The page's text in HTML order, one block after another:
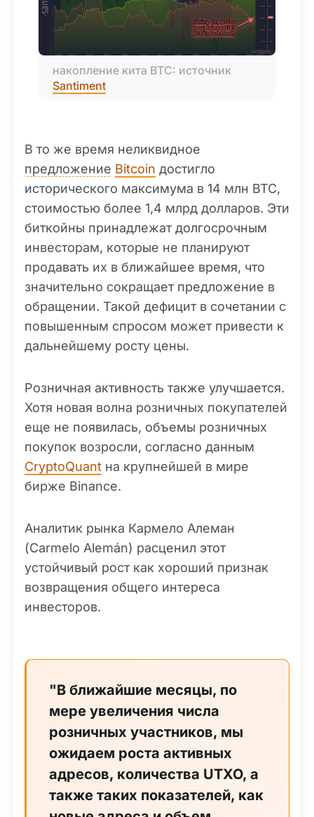
Santiment
В то же время неликвидное
предложение Bitcoin достигло
исторического максимума в 14 млн BTC,
стоимостью более 1,4 млрд долларов. Эти
биткойны принадлежат долгосрочным
инвесторам, которые не планируют
продавать их в ближайшее время, что
значительно сокращает предложение в
обращении. Такой дефицит в сочетании с
повышенным спросом может привести к
дальнейшему росту цены.
Розничная активность также улучшается.
Хотя новая волна розничных покупателей
еще не появилась, объемы розничных
покупок возросли, согласно данным
CryptoQuant на крупнейшей в мире
бирже Binance.
Аналитик рынка Кармело Алеман
(Carmelo Alemán) расценил этот
устойчивый рост как хороший признак
возвращения общего интереса
инвесторов.
"В ближайшие месяцы, по
мере увеличения числа
розничных участников, мы
ожидаем роста активных
адресов, количества UTXO, а
также таких показателей, как